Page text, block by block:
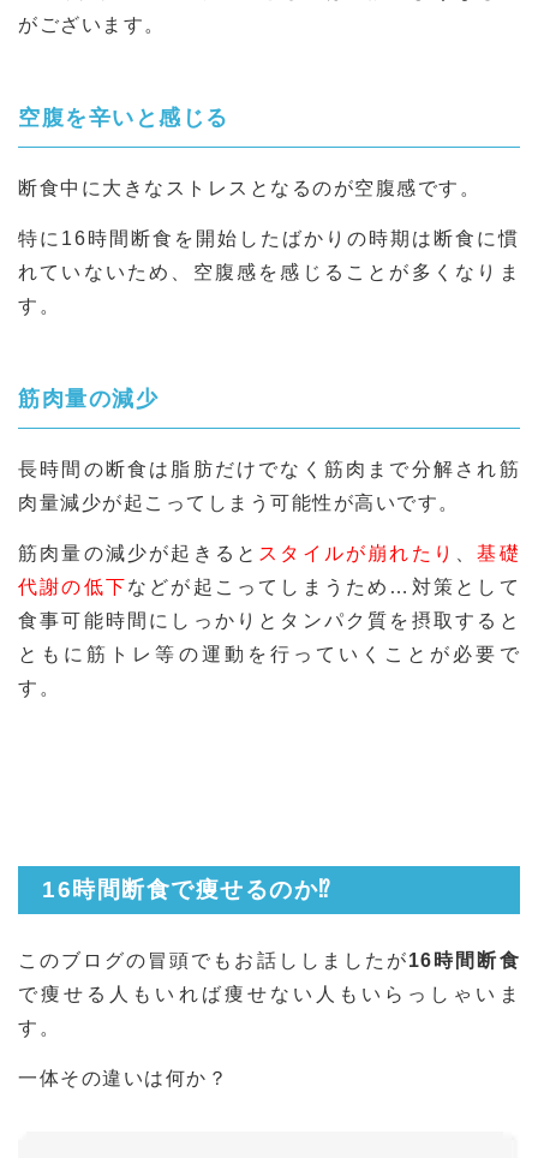
がございます。
空腹を辛いと感じる
断食中に大きなストレスとなるのが空腹感です。
特に16時間断食を開始したばかりの時期は断食に慣
れていないため、空腹感を感じることが多くなりま
す。
筋肉量の減少
長時間の断食は脂肪だけでなく筋肉まで分解され筋
肉量減少が起こってしまう可能性が高いです。
筋肉量の減少が起きると スタイルが崩れたり 、基礎
代謝の低下などが起こってしまうため…対策として
食事可能時間にしっかりとタンパク質を摂取すると
ともに筋トレ等の運動を行っていくことが必要で
す。
16時間断食で痩せるのか⁉
このブログの冒頭でもお話ししましたが16時間断食
で痩せる人もいれば痩せない人もいらっしゃいま
す。
一体その違いは何か？